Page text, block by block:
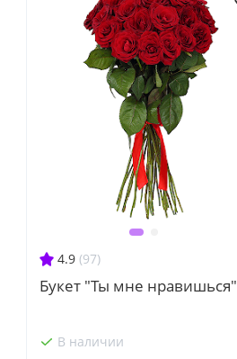
4.9 (97)
Букет "Ты мне нравишься"
В наличии